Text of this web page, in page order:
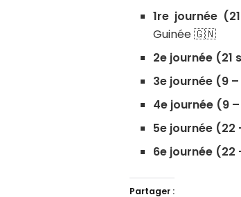
1re journée
Guinée 🇬🇳
2e journée (21
3e journée (9
4e journée (9
5e journée (22
6e journée (22
Partager :